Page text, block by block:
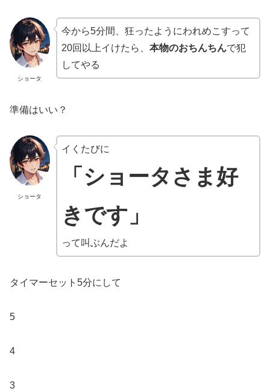
ショータ
今から5分間、狂ったようにわれめこすって
20回以上イけたら、 本物のおちんちんで犯
してやる
準備はいい？
ショータ
イくたびに
「ショータさま好
きです」
って叫ぶんだよ
タイマーセット5分にして
5
4
3